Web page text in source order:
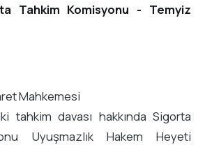
Tahkim Komisyonu - Temyiz
Mahkemesi
tahkim davası hakkında Sigorta
Uyuşmazlık Hakem Heyeti